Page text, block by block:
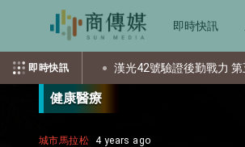
即時快訊
即時快訊
後勤戰力 第五作戰區完成彈藥還屯整備
健康醫療
城市馬拉松 4 years ago